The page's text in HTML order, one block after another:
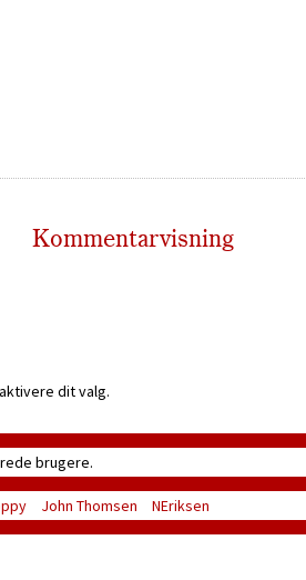
Kommentarvisning
dit valg.
brugere.
John Thomsen NEriksen